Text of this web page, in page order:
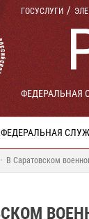
ГОСУСЛУГИ
ФЕДЕРАЛЬНАЯ
ФЕДЕРАЛЬНАЯ
В Саратовском